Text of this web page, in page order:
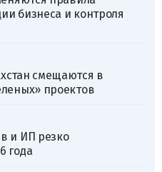
бизнеса и контроля
смещаются в
проектов
и ИП резко
года